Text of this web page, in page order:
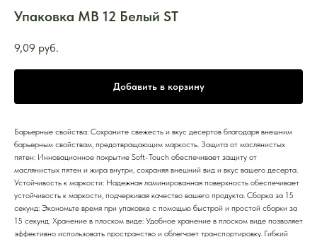
Упаковка MB 12 Белый ST
9,09 руб.
Добавить в корзину
Барьерные свойства: Сохраните свежесть и вкус десертов благодаря внешним
барьерным свойствам, предотвращающим маркость. Защита от маслянистых
пятен: Инновационное покрытие Soft-Touch обеспечивает защиту от
маслянистых пятен и жира внутри, сохраняя внешний вид и вкус вашего десерта.
Устойчивость к маркости: Надежная ламинированная поверхность обеспечивает
устойчивость к маркости, подчеркивая качество вашего продукта. Сборка за 15
секунд: Экономьте время при упаковке с помощью быстрой и простой сборки за
15 секунд. Хранение в плоском виде: Удобное хранение в плоском виде позволяет
эффективно использовать пространство и облегчает транспортировку. Гибкий